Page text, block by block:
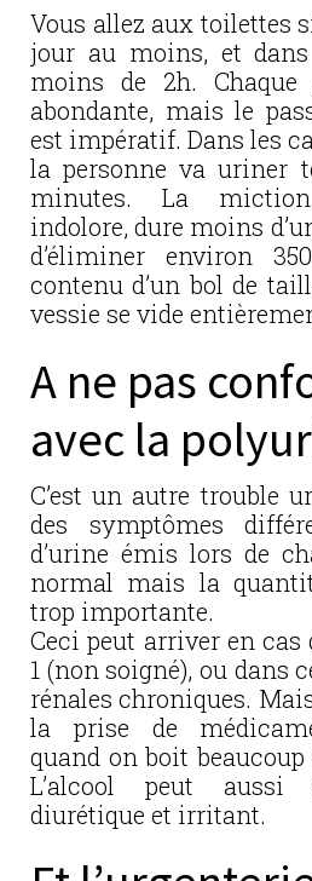
Vous allez aux toilettes
jour au moins, et
moins de 2h.
abondante, mais le
est impératif. Dans les
la personne va uriner
minutes. La
indolore, dure moins
d’éliminer environ
contenu d’un bol de
vessie se vide
A ne pas
avec la
C’est un autre trouble
des symptômes
d’urine émis lors de
normal mais la
trop importante.
Ceci peut arriver en cas
1 (non soigné), ou dans
rénales chroniques.
la prise de
quand on boit beaucoup
L’alcool peut
diurétique et irritant.